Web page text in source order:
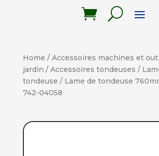
Home / Accessoires machines et
jardin / Accessoires tondeuses /
tondeuse / Lame de tondeuse
742-04058